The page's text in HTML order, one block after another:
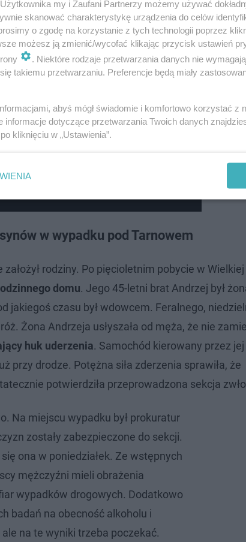
pochłonął życie ojca i …
chwili zginęło pół rodziny. To
tragicznie zmarłych mężczyzn. Wszyscy trzej
w wypadku pod Tarnowem
rodziny. Po pięcioletnim pobycie w
domu. Jego 45-letni brat Andrzej był
jakiegoś czasu był wdowcem. Feralnego,
Żona Andrzeja usłyszała od męża, że nie
huk uderzenia. Samochód kierowany przez
przy drodze. Potężna siła zderzenia sprawiła, że
potwierdziła przeprowadzona sekcja
Na miejscu wypadku był prokuratur
zostały zabezpieczone do sekcji.
ona w poniedziałek. Ze wstępnych
mężczyźni mieli obrażenia
wypadków drogowych. Dodatkowo
badań na obecność alkoholu i
na te wyniki trzeba poczekać.
my i Zaufani Partnerzy możemy używać
skanować charakterystykę urządzenia do celów
o zgodę na korzystanie z tych technologii poprzez
możesz ją zmienić/wycofać klikając przycisk ustawień
. Niektóre rodzaje przetwarzania danych nie
takiemu przetwarzaniu. Preferencje będą miały
abyś mógł świadomie i komfortowo korzystać z
informacje dotyczące przetwarzania Twoich danych
kliknięciu w „Ustawienia”.